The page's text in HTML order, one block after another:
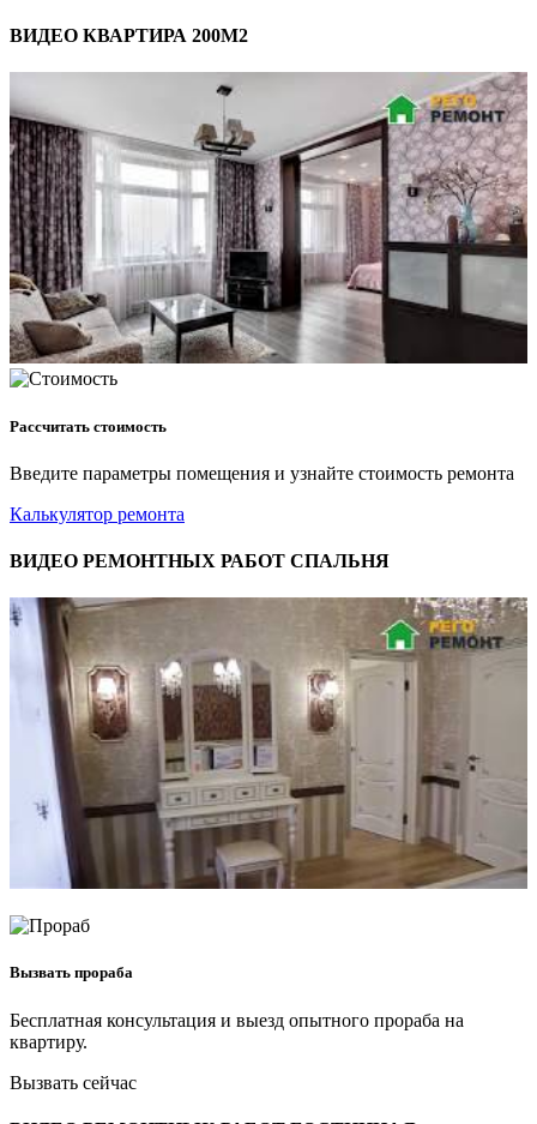
ВИДЕО КВАРТИРА 200М2
Рассчитать стоимость
Введите параметры помещения и узнайте стоимость ремонта
Калькулятор ремонта
ВИДЕО РЕМОНТНЫХ РАБОТ СПАЛЬНЯ
Вызвать прораба
Бесплатная консультация и выезд опытного прораба на
квартиру.
Вызвать сейчас